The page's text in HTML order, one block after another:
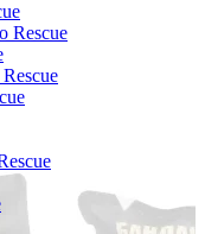
Rescue